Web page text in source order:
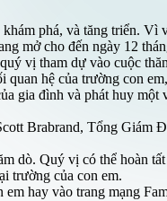
phá, và tăng triển.
mở cho đến ngày 12
vị tham dự vào cuộc
hệ của trường con
gia đình và phát huy một
Brabrand, Tổng Giám
dò. Quý vị có thể hoàn
trường của con em.
hay vào trang mạng